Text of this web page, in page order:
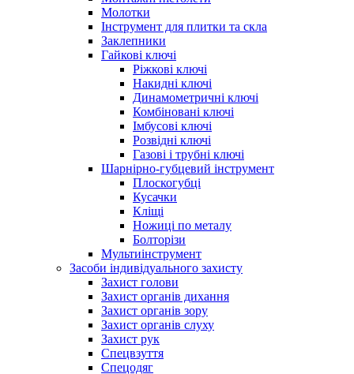
Молотки
Інструмент для плитки та скла
Заклепники
Гайкові ключі
Ріжкові ключі
Накидні ключі
Динамометричні ключі
Комбіновані ключі
Імбусові ключі
Розвідні ключі
Газові і трубні ключі
Шарнірно-губцевий інструмент
Плоскогубцi
Кусачки
Кліщі
Ножиці по металу
Болторізи
Мультиінструмент
Засоби індивідуального захисту
Захист голови
Захист органів дихання
Захист органів зору
Захист органів слуху
Захист рук
Спецвзуття
Спецодяг